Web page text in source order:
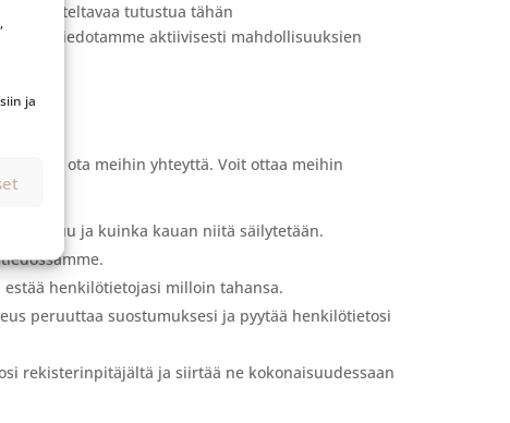
ja
suositeltavaa tutustua tähän
tiedotamme aktiivisesti mahdollisuuksien
ota meihin yhteyttä. Voit ottaa meihin
tapahtuu ja kuinka kauan niitä säilytetään.
henkilötietojasi milloin tahansa.
peruuttaa suostumuksesi ja pyytää henkilötietosi
rekisterinpitäjältä ja siirtää ne kokonaisuudessaan